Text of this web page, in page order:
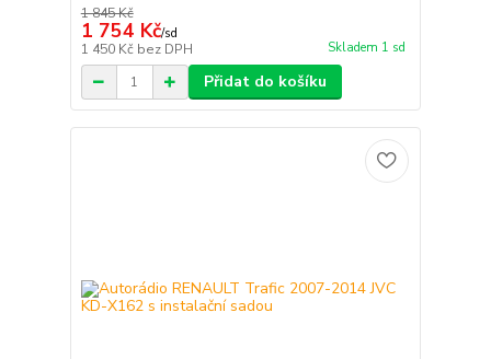
1 845 Kč
1 754 Kč/sd
1 450 Kč bez DPH Skladem 1 sd
Přidat do košíku